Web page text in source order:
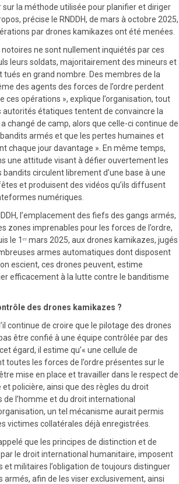
sur la méthode utilisée pour planifier et diriger
précise le RNDDH, de mars à octobre 2025,
par drones kamikazes ont été menées.
notoires ne sont nullement inquiétés par ces
leurs soldats, majoritairement des mineurs et
tués en grand nombre. Des membres de la
des agents des forces de l’ordre perdent
ces opérations », explique l’organisation, tout
autorités étatiques tentent de convaincre la
changé de camp, alors que celle-ci continue de
armés et que les pertes humaines et
chaque jour davantage ». En même temps,
une attitude visant à défier ouvertement les
circulent librement d’une base à une
et produisent des vidéos qu’ils diffusent
numériques.
l’emplacement des fiefs des gangs armés,
zones imprenables pour les forces de l’ordre,
le 1ᵉʳ mars 2025, aux drones kamikazes, jugés
armes automatiques dont disposent
escient, ces drones peuvent, estime
efficacement à la lutte contre le banditisme
des drones kamikazes ?
continue de croire que le pilotage des drones
être confié à une équipe contrôlée par des
égard, il estime qu’« une cellule de
toutes les forces de l’ordre présentes sur le
mise en place et travailler dans le respect de
policière, ainsi que des règles du droit
l’homme et du droit international
un tel mécanisme aurait permis
victimes collatérales déjà enregistrées.
que les principes de distinction et de
le droit international humanitaire, imposent
et militaires l’obligation de toujours distinguer
armés, afin de les viser exclusivement, ainsi